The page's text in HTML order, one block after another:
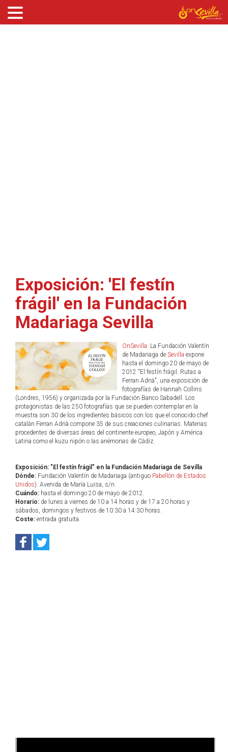
Exposición: 'El festín
frágil' en la Fundación
Madariaga Sevilla
OnSevilla. La Fundación Valentín
de Madariaga de Sevilla expone
hasta el domingo 20 de mayo de
2012 "El festín frágil. Rutas a
Ferran Adrià", una exposición de
fotografías de Hannah Collins
(Londres, 1956) y organizada por la Fundación Banco Sabadell. Los
protagonistas de las 250 fotografías que se pueden contemplar en la
muestra son 30 de los ingredientes básicos con los que el conocido chef
catalán Ferran Adrià compone 35 de sus creaciones culinarias. Materias
procedentes de diversas áreas del continente europeo, Japón y América
Latina como el kuzu nipón o las anémonas de Cádiz.
Exposición: "El festín frágil" en la Fundación Madariaga de Sevilla
Dónde: Fundación Valentín de Madariaga (antiguo Pabellón de Estados
Unidos). Avenida de María Luisa, s/n.
Cuándo: hasta el domingo 20 de mayo de 2012.
Horario: de lunes a viernes de 10 a 14 horas y de 17 a 20 horas y
sábados, domingos y festivos de 10:30 a 14:30 horas.
Coste: entrada gratuita.